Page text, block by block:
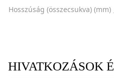
Hosszúság (összecsukva) (mm)
HIVATKOZÁSOK